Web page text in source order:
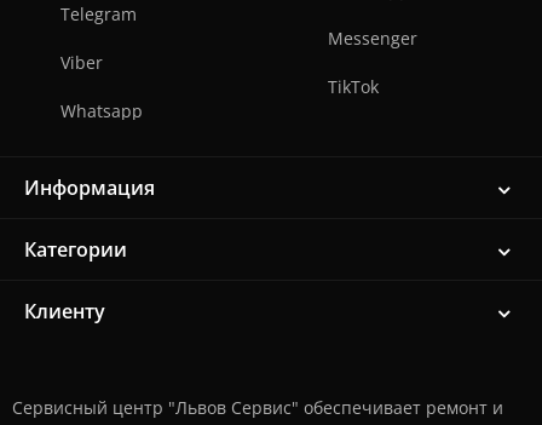
Telegram
Viber
Whatsapp
Messenger
TikTok
Информация
Категории
Клиенту
Сервисный центр "Львов Сервис" обеспечивает ремонт и